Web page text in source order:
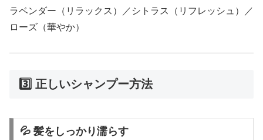
ラベンダー（リラックス）／シトラス（リフレッシュ）／
ローズ（華やか）
3️⃣ 正しいシャンプー方法
💦 髪をしっかり濡らす